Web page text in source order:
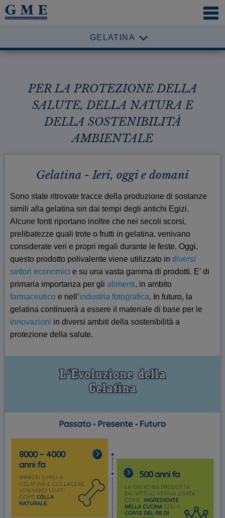
GELATINA
PER LA PROTEZIONE DELLA
SALUTE, DELLA NATURA E
DELLA SOSTENIBILITÀ
AMBIENTALE
Gelatina - Ieri, oggi e domani
Sono state ritrovate tracce della produzione di sostanze
simili alla gelatina sin dai tempi degli antichi Egizi.
Alcune fonti riportano inoltre che nei secoli scorsi,
prelibatezze quali trote o frutti in gelatina, venivano
considerate veri e propri regali durante le feste. Oggi,
questo prodotto polivalente viene utilizzato in diversi
settori economici e su una vasta gamma di prodotti. E’ di
primaria importanza per gli alimenti, in ambito
farmaceuticoe nell’industria fotografica. In futuro, la
gelatina continuerà a essere il materiale di base per le
innovazioni in diversi ambiti della sostenibilità a
protezione della salute.